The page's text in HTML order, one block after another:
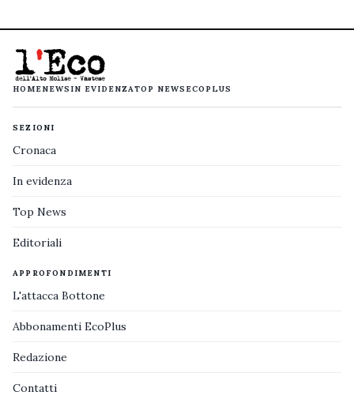
HOMENEWS IN EVIDENZATOP NEWS ECOPLUS
SEZIONI
Cronaca
In evidenza
Top News
Editoriali
APPROFONDIMENTI
L'attacca Bottone
Abbonamenti EcoPlus
Redazione
Contatti